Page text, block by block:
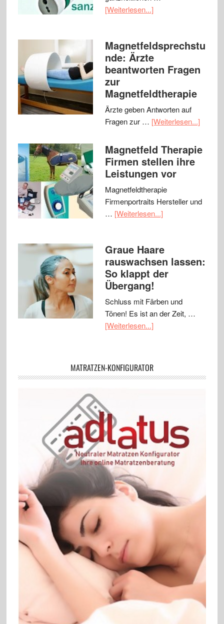
[Weiterlesen...]
Magnetfeldsprechstu
nde: Ärzte
beantworten Fragen
zur
Magnetfeldtherapie
Ärzte geben Antworten auf
Fragen zur … [Weiterlesen...]
Magnetfeld Therapie
Firmen stellen ihre
Leistungen vor
Magnetfeldtherapie
Firmenportraits Hersteller und
… [Weiterlesen...]
Graue Haare
rauswachsen lassen:
So klappt der
Übergang!
Schluss mit Färben und
Tönen! Es ist an der Zeit, …
[Weiterlesen...]
MATRATZEN-KONFIGURATOR